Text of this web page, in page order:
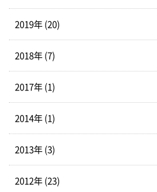
2019年 (20)
2018年 (7)
2017年 (1)
2014年 (1)
2013年 (3)
2012年 (23)